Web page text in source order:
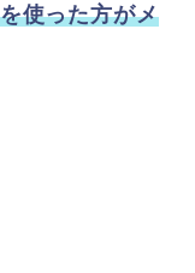
使った方がメ